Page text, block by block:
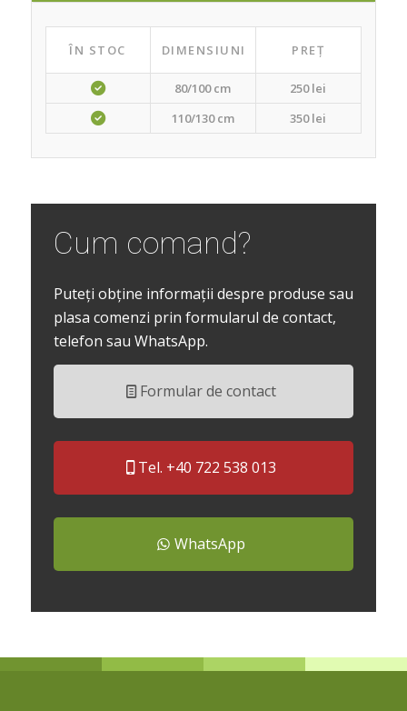
ÎN STOC DIMENSIUNI PREȚ
80/100 cm
250 lei
110/130 cm
350 lei
Cum comand?
Puteți obține informații despre produse sau
plasa comenzi prin formularul de contact,
telefon sau WhatsApp.
Formular de contact
Tel. +40 722 538 013
WhatsApp